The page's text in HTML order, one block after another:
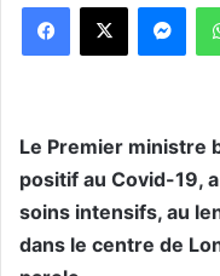
Le Premier ministre
positif au Covid-19,
soins intensifs, au
dans le centre de